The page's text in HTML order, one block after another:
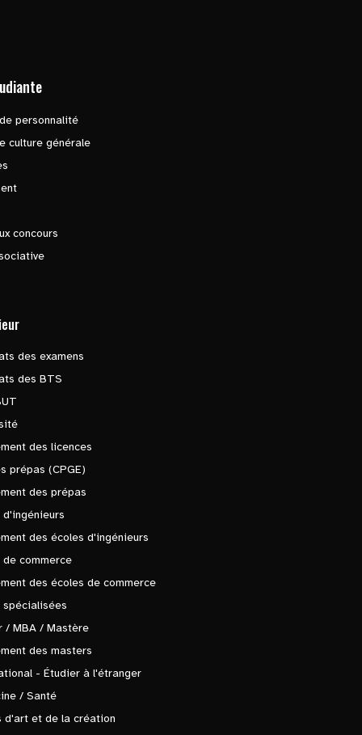
personnalité
culture générale
concours
des examens
des BTS
des licences
prépas (CPGE)
des prépas
d'ingénieurs
des écoles d'ingénieurs
de commerce
des écoles de commerce
spécialisées
/ MBA / Mastère
des masters
- Étudier à l'étranger
/ Santé
d'art et de la création